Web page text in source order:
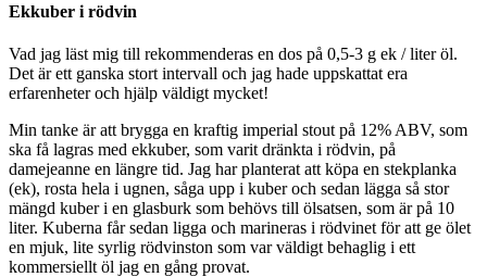
Ekkuber i rödvin
Vad jag läst mig till rekommenderas en dos på 0,5-3 g ek / liter öl.
Det är ett ganska stort intervall och jag hade uppskattat era
erfarenheter och hjälp väldigt mycket!
Min tanke är att brygga en kraftig imperial stout på 12% ABV, som
ska få lagras med ekkuber, som varit dränkta i rödvin, på
damejeanne en längre tid. Jag har planterat att köpa en stekplanka
(ek), rosta hela i ugnen, såga upp i kuber och sedan lägga så stor
mängd kuber i en glasburk som behövs till ölsatsen, som är på 10
liter. Kuberna får sedan ligga och marineras i rödvinet för att ge ölet
en mjuk, lite syrlig rödvinston som var väldigt behaglig i ett
kommersiellt öl jag en gång provat.